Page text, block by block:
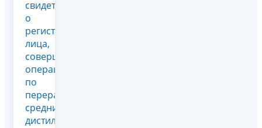
свидетельства
о
регистрации
лица,
совершающего
операции
по
переработке
средних
дистиллятов